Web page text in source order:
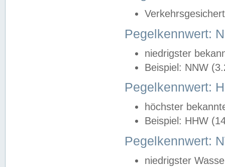
Pegelkennwert:
niedrigster
Beispiel: NNW
Pegelkennwert:
höchster
Beispiel: HHW
Pegelkennwert:
niedrigster